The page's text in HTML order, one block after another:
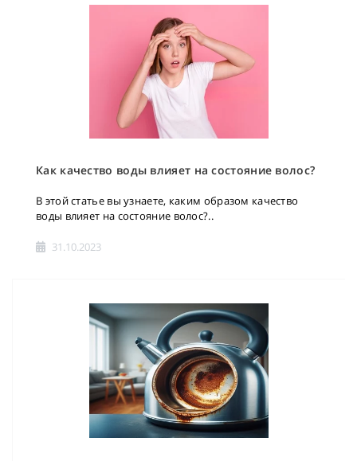
Как качество воды влияет на состояние волос?
В этой статье вы узнаете, каким образом качество
воды влияет на состояние волос?..
31.10.2023